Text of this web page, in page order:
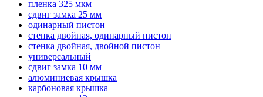
пленка 325 мкм
сдвиг замка 25 мм
одинарный пистон
стенка двойная, одинарный пистон
стенка двойная, двойной пистон
универсальный
сдвиг замка 10 мм
алюминиевая крышка
карбоновая крышка